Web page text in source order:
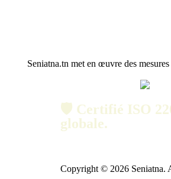
Seniatna.tn met en œuvre des
🛡️ Certifié ISO
globale.
Copyright © 2026 Seniatna.